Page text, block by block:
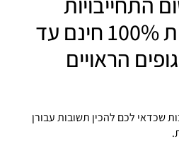
מצידכם. השירות 100% חינם עד
הראויים
שכדאי לכם להכין תשובות עבורן